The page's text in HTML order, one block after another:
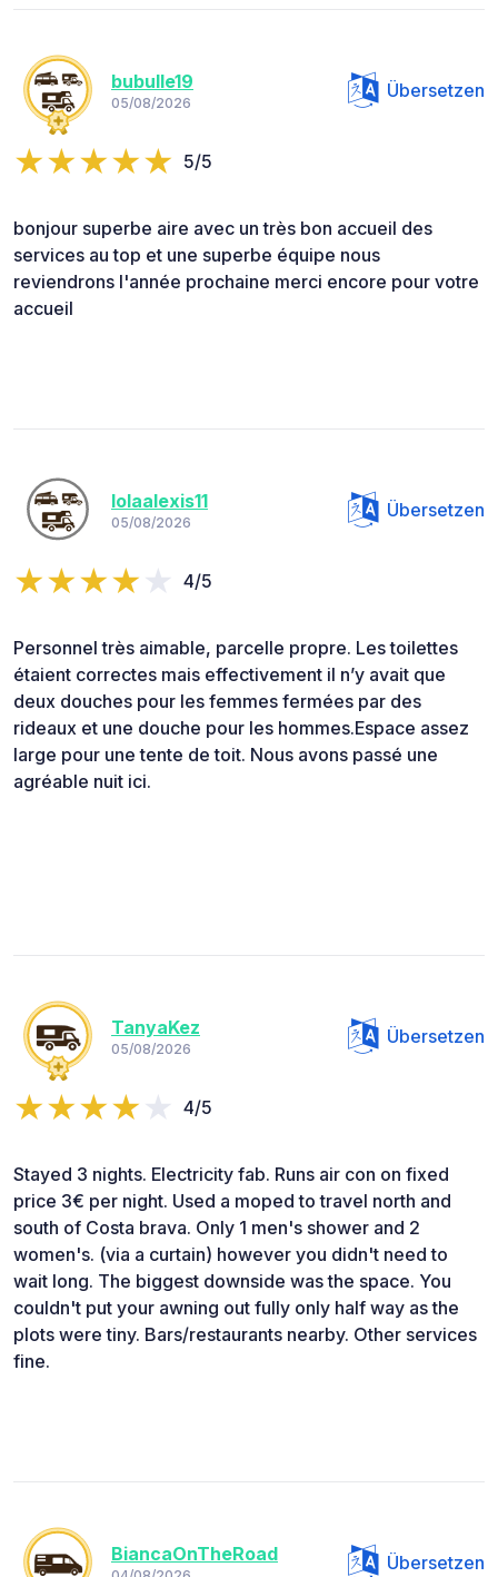
bubulle19
05/08/2026
Übersetzen
5/5
bonjour superbe aire avec un très bon accueil des
services au top et une superbe équipe nous
reviendrons l'année prochaine merci encore pour votre
accueil
lolaalexis11
05/08/2026
Übersetzen
4/5
Personnel très aimable, parcelle propre. Les toilettes
étaient correctes mais effectivement il n’y avait que
deux douches pour les femmes fermées par des
rideaux et une douche pour les hommes.Espace assez
large pour une tente de toit. Nous avons passé une
agréable nuit ici.
TanyaKez
05/08/2026
Übersetzen
4/5
Stayed 3 nights. Electricity fab. Runs air con on fixed
price 3€ per night. Used a moped to travel north and
south of Costa brava. Only 1 men's shower and 2
women's. (via a curtain) however you didn't need to
wait long. The biggest downside was the space. You
couldn't put your awning out fully only half way as the
plots were tiny. Bars/restaurants nearby. Other services
fine.
BiancaOnTheRoad Übersetzen